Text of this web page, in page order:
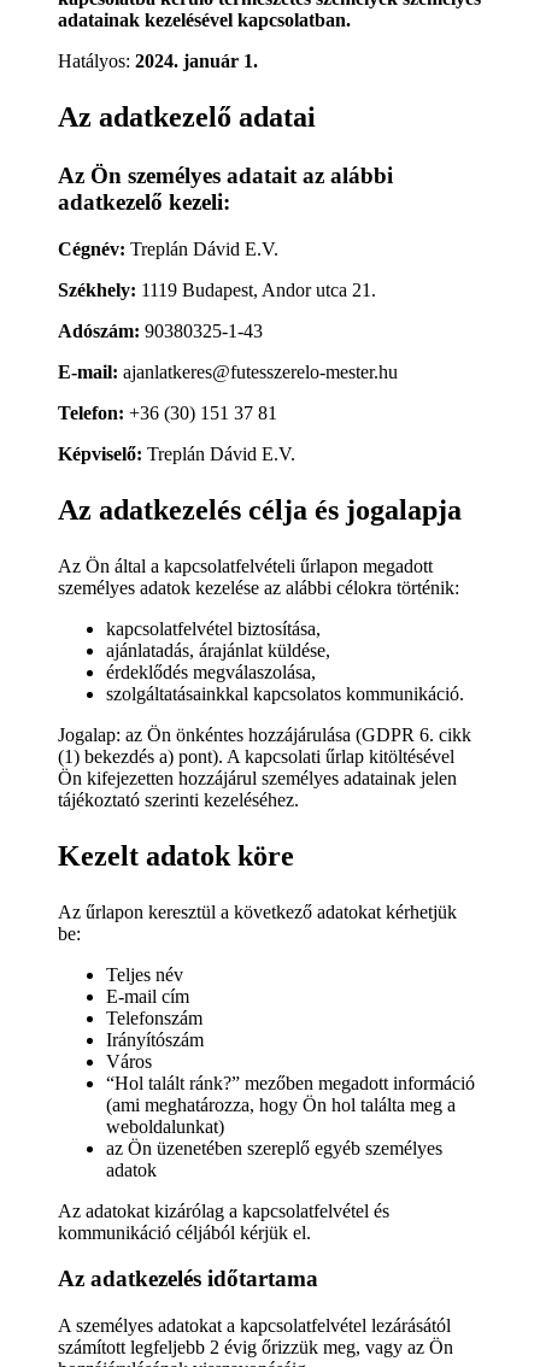
adatainak kezelésével kapcsolatban.
Hatályos: 2024. január 1.
Az adatkezelő adatai
Az Ön személyes adatait az alábbi
adatkezelő kezeli:
Cégnév: Treplán Dávid E.V.
Székhely: 1119 Budapest, Andor utca 21.
Adószám: 90380325-1-43
E-mail: ajanlatkeres@futesszerelo-mester.hu
Telefon: +36 (30) 151 37 81
Képviselő: Treplán Dávid E.V.
Az adatkezelés célja és jogalapja
Az Ön által a kapcsolatfelvételi űrlapon megadott
személyes adatok kezelése az alábbi célokra történik:
kapcsolatfelvétel biztosítása,
ajánlatadás, árajánlat küldése,
érdeklődés megválaszolása,
szolgáltatásainkkal kapcsolatos kommunikáció.
Jogalap: az Ön önkéntes hozzájárulása (GDPR 6. cikk
(1) bekezdés a) pont). A kapcsolati űrlap kitöltésével
Ön kifejezetten hozzájárul személyes adatainak jelen
tájékoztató szerinti kezeléséhez.
Kezelt adatok köre
Az űrlapon keresztül a következő adatokat kérhetjük
be:
Teljes név
E-mail cím
Telefonszám
Irányítószám
Város
“Hol talált ránk?” mezőben megadott információ
(ami meghatározza, hogy Ön hol találta meg a
weboldalunkat)
az Ön üzenetében szereplő egyéb személyes
adatok
Az adatokat kizárólag a kapcsolatfelvétel és
kommunikáció céljából kérjük el.
Az adatkezelés időtartama
A személyes adatokat a kapcsolatfelvétel lezárásától
számított legfeljebb 2 évig őrizzük meg, vagy az Ön